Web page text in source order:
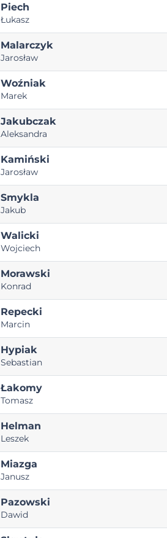
Piech
Łukasz
Malarczyk
Jarosław
Woźniak
Marek
Jakubczak
Aleksandra
Kamiński
Jarosław
Smykla
Jakub
Walicki
Wojciech
Morawski
Konrad
Repecki
Marcin
Hypiak
Sebastian
Łakomy
Tomasz
Helman
Leszek
Miazga
Janusz
Pazowski
Dawid